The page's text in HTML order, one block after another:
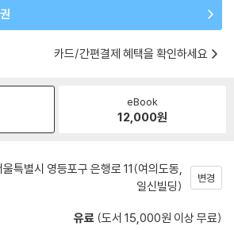
카드/간편결제 혜택을 확인하세요
eBook
12,000원
울특별시 영등포구 은행로 11(여의도동,
일신빌딩)
변경
유료 (도서 15,000원 이상 무료)